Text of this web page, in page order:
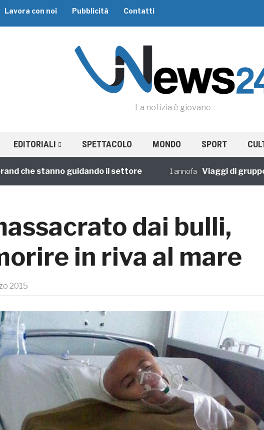
Lavora con noi Pubblicità Contatti
La notizia è giovane
EDITORIALI SPETTACOLO MONDO SPORT
stanno guidando il settore Viaggi di gruppo:
dai bulli,
in riva al mare
2015